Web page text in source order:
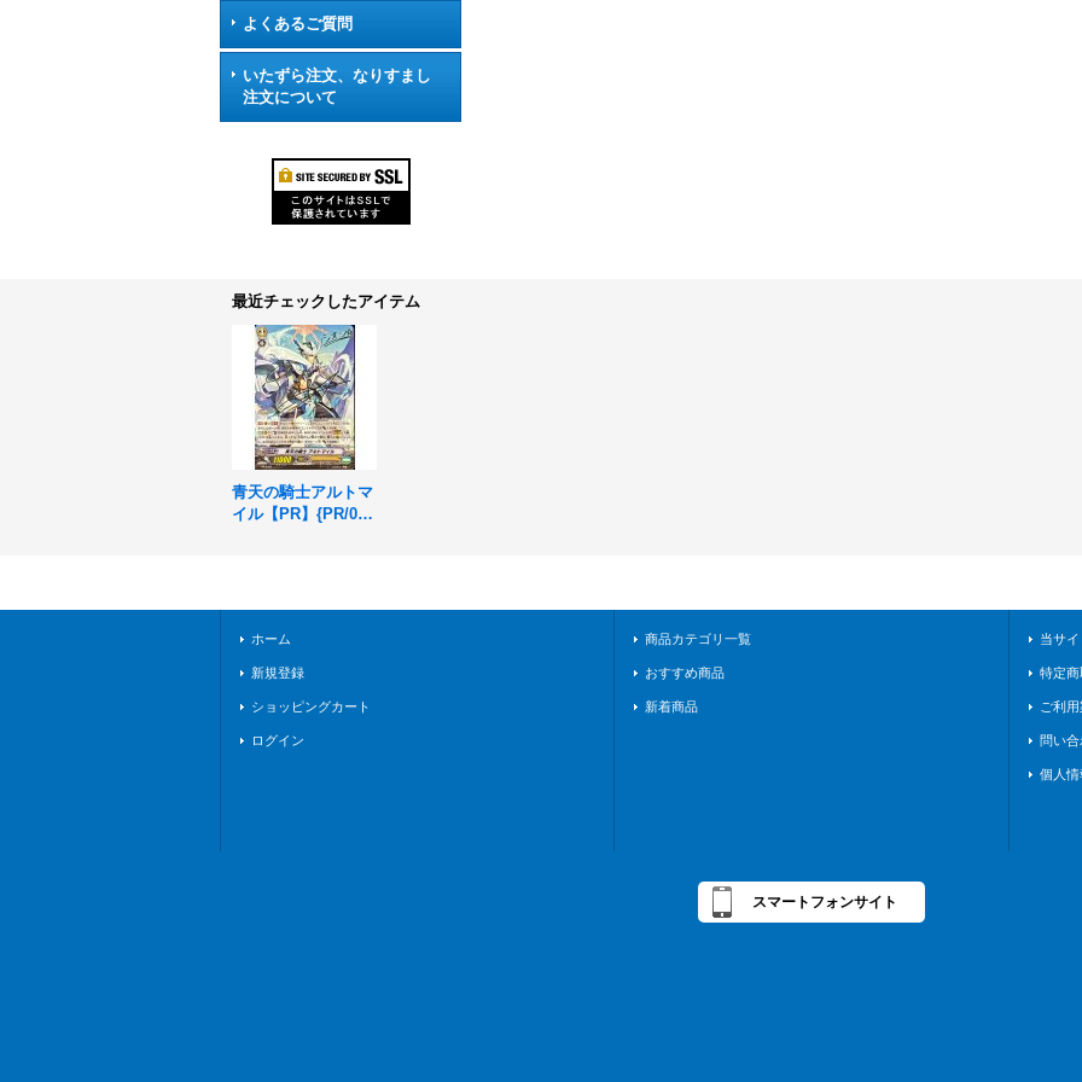
よくあるご質問
いたずら注文、なりすまし
注文について
最近チェックしたアイテム
青天の騎士アルトマ
イル【PR】{PR/040
ホーム
新規登録
ショッピングカート
ログイン
商品カテゴリ一覧
おすすめ商品
新着商品
当サ
特定
ご利
問い合
個人
スマートフォンサイト